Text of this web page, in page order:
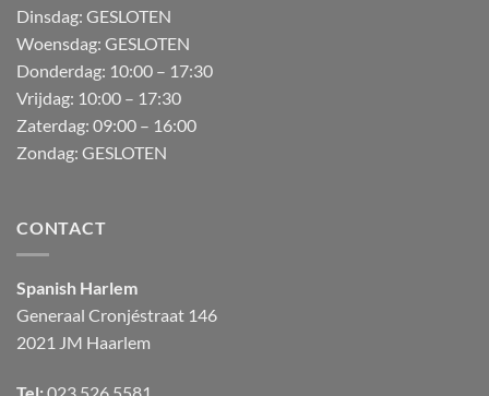
Dinsdag: GESLOTEN
Woensdag: GESLOTEN
Donderdag: 10:00 – 17:30
Vrijdag: 10:00 – 17:30
Zaterdag: 09:00 – 16:00
Zondag: GESLOTEN
CONTACT
Spanish Harlem
Generaal Cronjéstraat 146
2021 JM Haarlem
Tel: 023 526 5581